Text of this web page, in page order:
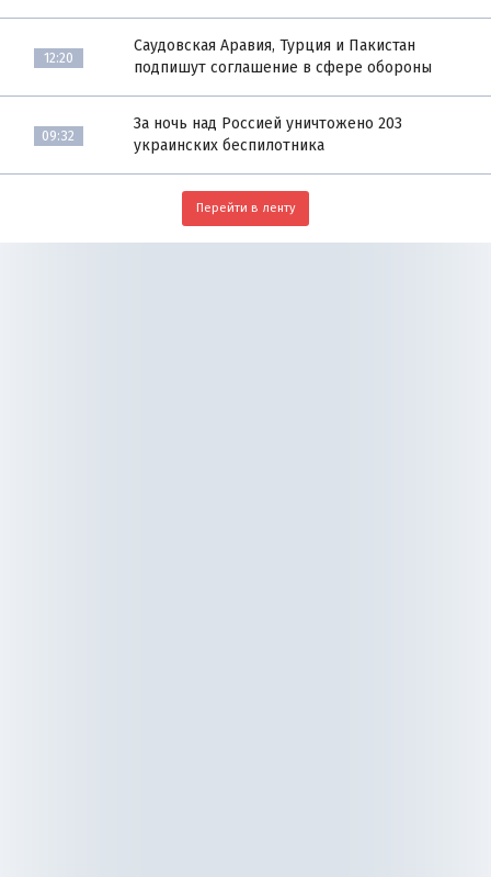
12:20
Саудовская Аравия, Турция и Пакистан
подпишут соглашение в сфере обороны
09:32
За ночь над Россией уничтожено 203
украинских беспилотника
Перейти в ленту